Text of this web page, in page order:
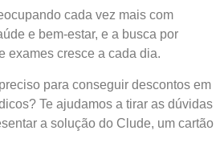
cada vez mais com
e bem-estar, e a busca por
exames cresce a cada dia.
para conseguir descontos em
Te ajudamos a tirar as dúvidas
a solução do Clude, um cartão